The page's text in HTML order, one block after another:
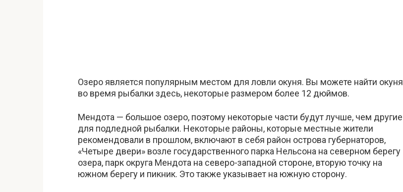
Озеро является популярным местом для ловли окуня. Вы можете найти окуня
во время рыбалки здесь, некоторые размером более 12 дюймов.
Мендота — большое озеро, поэтому некоторые части будут лучше, чем другие
для подледной рыбалки. Некоторые районы, которые местные жители
рекомендовали в прошлом, включают в себя район острова губернаторов,
«Четыре двери» возле государственного парка Нельсона на северном берегу
озера, парк округа Мендота на северо-западной стороне, вторую точку на
южном берегу и пикник. Это также указывает на южную сторону.